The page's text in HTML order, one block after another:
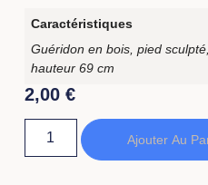
Caractéristiques
Guéridon en bois, pied
hauteur 69 cm
2,00 €
Ajouter Au